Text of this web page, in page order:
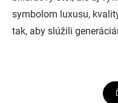
symbolom luxusu,
tak, aby slúžili